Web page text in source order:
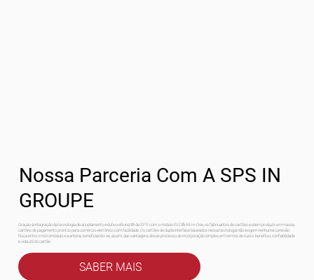
Nossa Parceria Com A SPS IN
GROUPE
Graças à integração da tecnologia de acoplamento indutivo eBoost® da SPS com o módulo EVC® All-In-One, os fabricantes de cartões podem produzir em massa
cartões de pagamento prontos para comércio eletrônico com facilidade. Os cartões de dupla interface baseados nessa tecnologia não exigem nenhuma conexão
física entre o micromódulo e a antena, beneficiando-se, assim, das vantagens desse processo de incorporação simples em termos de custo-benefício, confiabilidade
e vida útil do cartão.
SABER MAIS